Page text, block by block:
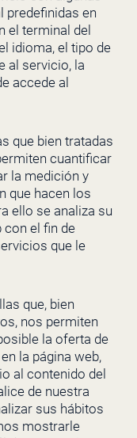
predefinidas en
el terminal del
idioma, el tipo de
al servicio, la
accede al
que bien tratadas
cuantificar
la medición y
que hacen los
ello se analiza su
con el fin de
que le
que, bien
nos permiten
la oferta de
la página web,
al contenido del
de nuestra
sus hábitos
mostrarle